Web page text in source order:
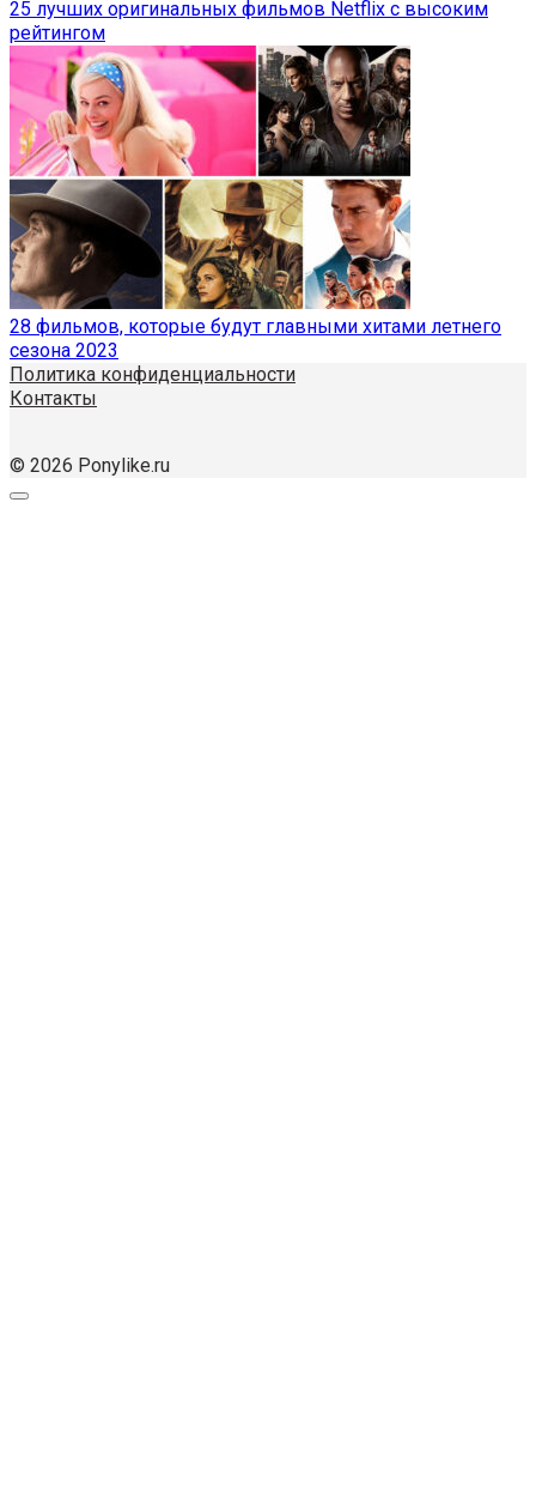
25 лучших оригинальных фильмов Netflix с высоким
рейтингом
28 фильмов, которые будут главными хитами летнего
сезона 2023
Политика конфиденциальности
Контакты
© 2026 Ponylike.ru